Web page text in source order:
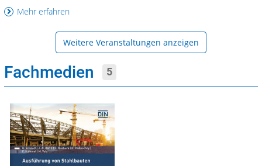
Mehr erfahren
Weitere Veranstaltungen anzeigen
Fachmedien 5